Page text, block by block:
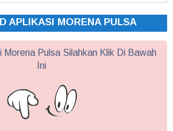
APLIKASI MORENA PULSA
Morena Pulsa Silahkan Klik Di Bawah
Ini